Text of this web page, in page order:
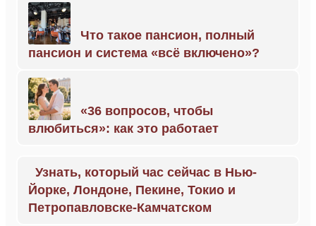
Что такое пансион, полный
пансион и система «всё включено»?
«36 вопросов, чтобы
влюбиться»: как это работает
Узнать, который час сейчас в Нью-
Йорке, Лондоне, Пекине, Токио и
Петропавловске-Камчатском